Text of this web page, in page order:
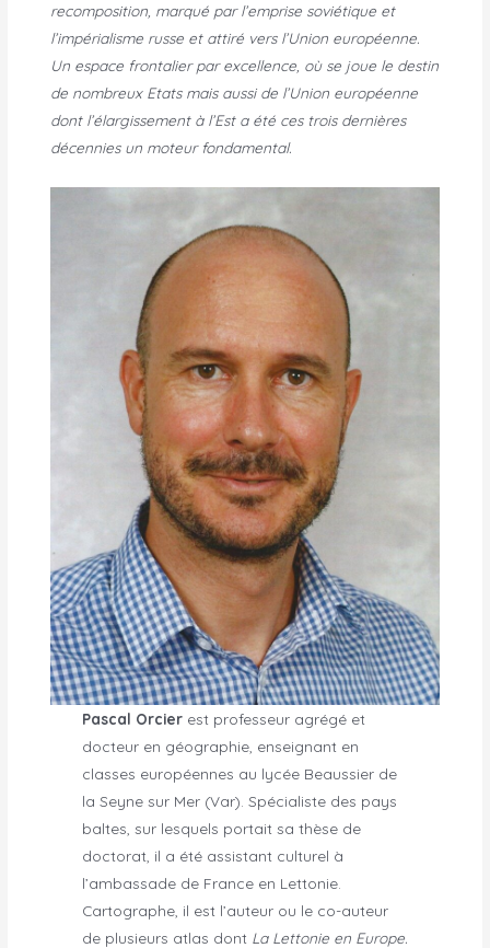
recomposition, marqué par l’emprise soviétique et
l’impérialisme russe et attiré vers l’Union européenne.
Un espace frontalier par excellence, où se joue le destin
de nombreux Etats mais aussi de l’Union européenne
dont l’élargissement à l’Est a été ces trois dernières
décennies un moteur fondamental.
Pascal Orcierest professeur agrégé et
docteur en géographie, enseignant en
classes européennes au lycée Beaussier de
la Seyne sur Mer (Var). Spécialiste des pays
baltes, sur lesquels portait sa thèse de
doctorat, il a été assistant culturel à
l’ambassade de France en Lettonie.
Cartographe, il est l’auteur ou le co-auteur
de plusieurs atlas dont La Lettonie en Europe.